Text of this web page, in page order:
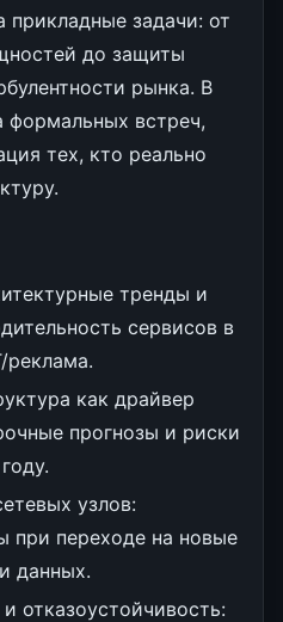
задачи: от
до защиты
рынка. В
формальных встреч,
тех, кто реально
тренды и
сервисов в
реклама.
как драйвер
прогнозы и риски
узлов:
при переходе на новые
данных.
отказоустойчивость: